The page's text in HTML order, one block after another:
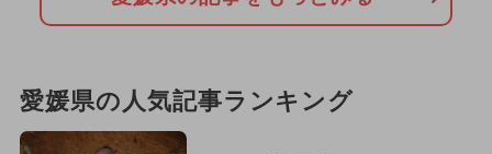
愛媛県の人気記事ランキング